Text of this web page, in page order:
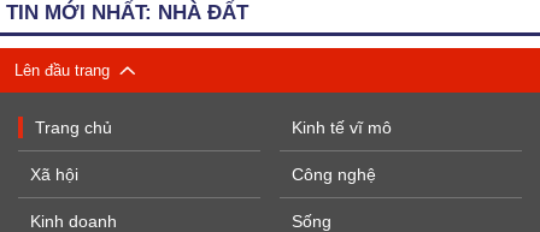
TIN MỚI NHẤT: NHÀ ĐẤT
Lên đầu trang
Trang chủ
Xã hội
Kinh doanh
Kinh tế vĩ mô
Công nghệ
Sống